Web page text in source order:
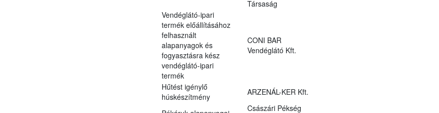
Társaság
Vendéglátó-ipari
termék előállításához
felhasznált
alapanyagok és
fogyasztásra kész
vendéglátó-ipari
termék
CONI BAR
Vendéglátó Kft.
Hűtést igénylő
húskészítmény
ARZENÁL-KER Kft.
Császári Pékség